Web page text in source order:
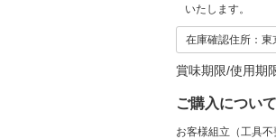
いたします。
在庫確認住所：東
賞味期限/使用期
ご購入について
お客様組立（工具不